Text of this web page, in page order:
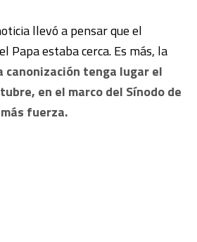
llevó a pensar que el
Papa estaba cerca. Es más, la
canonización tenga lugar el
en el marco del Sínodo de
fuerza.